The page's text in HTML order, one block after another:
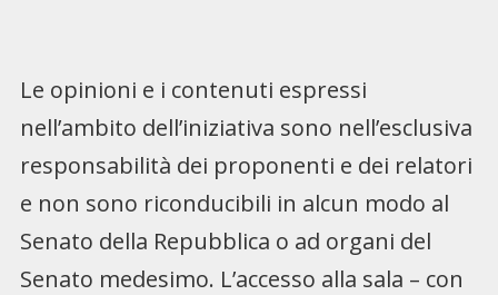
Le opinioni e i contenuti espressi
nell’ambito dell’iniziativa sono nell’esclusiva
responsabilità dei proponenti e dei relatori
e non sono riconducibili in alcun modo al
Senato della Repubblica o ad organi del
Senato medesimo. L’accesso alla sala – con